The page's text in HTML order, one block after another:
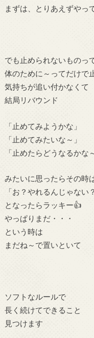
まずは、とりあえずやっ
でも止められないものっ
体のために～ってだけで
気持ちが追い付かなくて
結局リバウンド
「止めてみようかな」
「止めてみたいな～」
「止めたらどうなるかな
みたいに思ったらその時
「お？やれるんじゃない
となったらラッキー👍
やっぱりまだ・・・
という時は
まだね～で置いといて
ソフトなルールで
長く続けてできること
見つけます